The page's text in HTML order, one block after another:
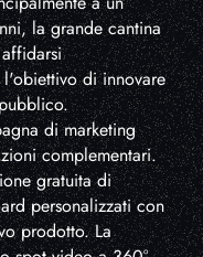
la grande cantina
di innovare
di marketing
complementari.
gratuita di
personalizzati con
prodotto. La